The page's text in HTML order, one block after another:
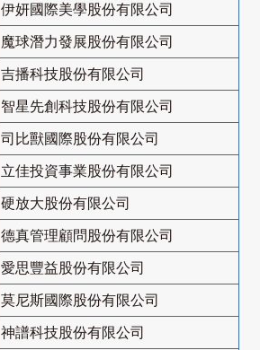
伊妍國際美學股份有限公司
魔球潛力發展股份有限公司
吉播科技股份有限公司
智星先創科技股份有限公司
司比獸國際股份有限公司
立佳投資事業股份有限公司
硬放大股份有限公司
德真管理顧問股份有限公司
愛思豐益股份有限公司
莫尼斯國際股份有限公司
神譜科技股份有限公司